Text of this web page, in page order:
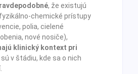
, že existujú
chemické prístupy
polia, cielené
nové nosiče),
klinický kontext pri
sú v štádiu, kde sa o nich